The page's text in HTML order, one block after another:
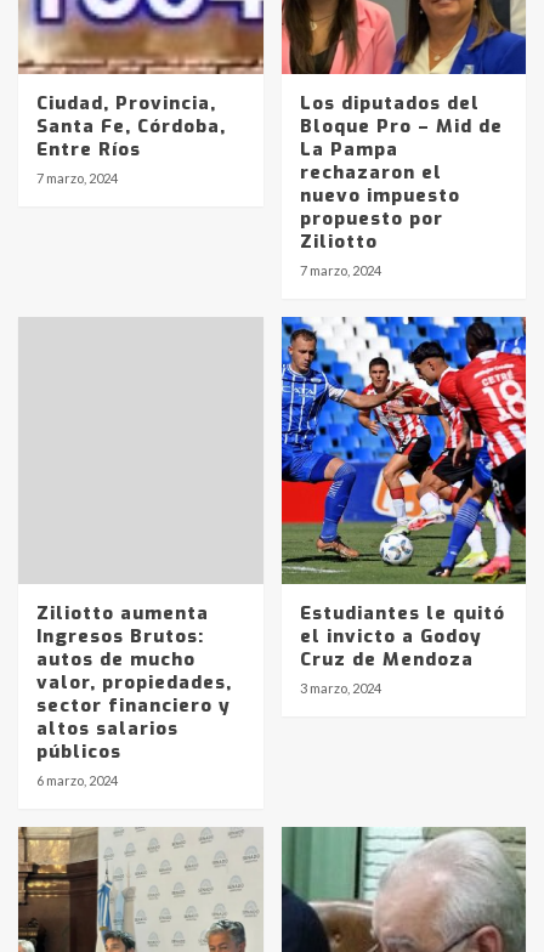
Ciudad, Provincia,
Santa Fe, Córdoba,
Entre Ríos
7 marzo, 2024
Los diputados del
Bloque Pro – Mid de
La Pampa
rechazaron el
nuevo impuesto
propuesto por
Ziliotto
7 marzo, 2024
Ziliotto aumenta
Ingresos Brutos:
autos de mucho
valor, propiedades,
sector financiero y
altos salarios
públicos
6 marzo, 2024
Estudiantes le quitó
el invicto a Godoy
Cruz de Mendoza
3 marzo, 2024
3
protagonistas del fatal accidente
en la mañana del lunes